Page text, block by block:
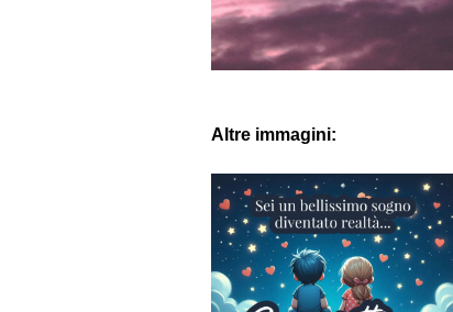
Altre immagini: